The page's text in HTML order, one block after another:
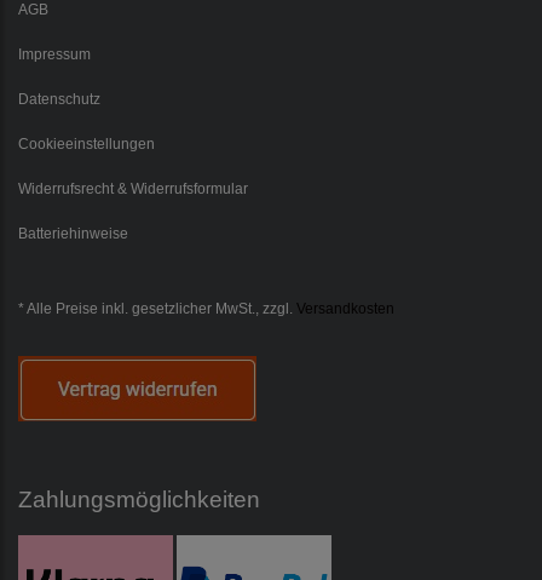
AGB
Impressum
Datenschutz
Cookieeinstellungen
Widerrufsrecht & Widerrufsformular
Batteriehinweise
* Alle Preise inkl. gesetzlicher MwSt., zzgl. Versandkosten
Zahlungsmöglichkeiten